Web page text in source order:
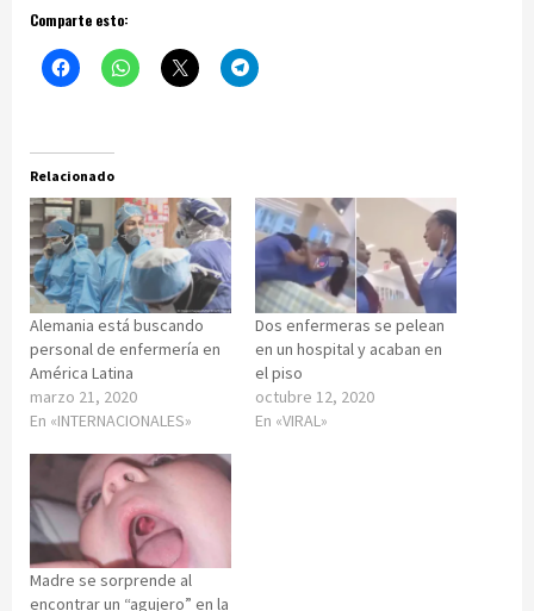
Comparte esto:
Relacionado
Alemania está buscando
personal de enfermería en
América Latina
marzo 21, 2020
En «INTERNACIONALES»
Dos enfermeras se pelean
en un hospital y acaban en
el piso
octubre 12, 2020
En «VIRAL»
Madre se sorprende al
encontrar un “agujero” en la